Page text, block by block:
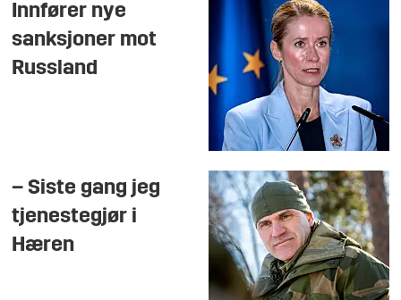
Innfører nye
sanksjoner mot
Russland
– Siste gang jeg
tjenestegjør i
Hæren